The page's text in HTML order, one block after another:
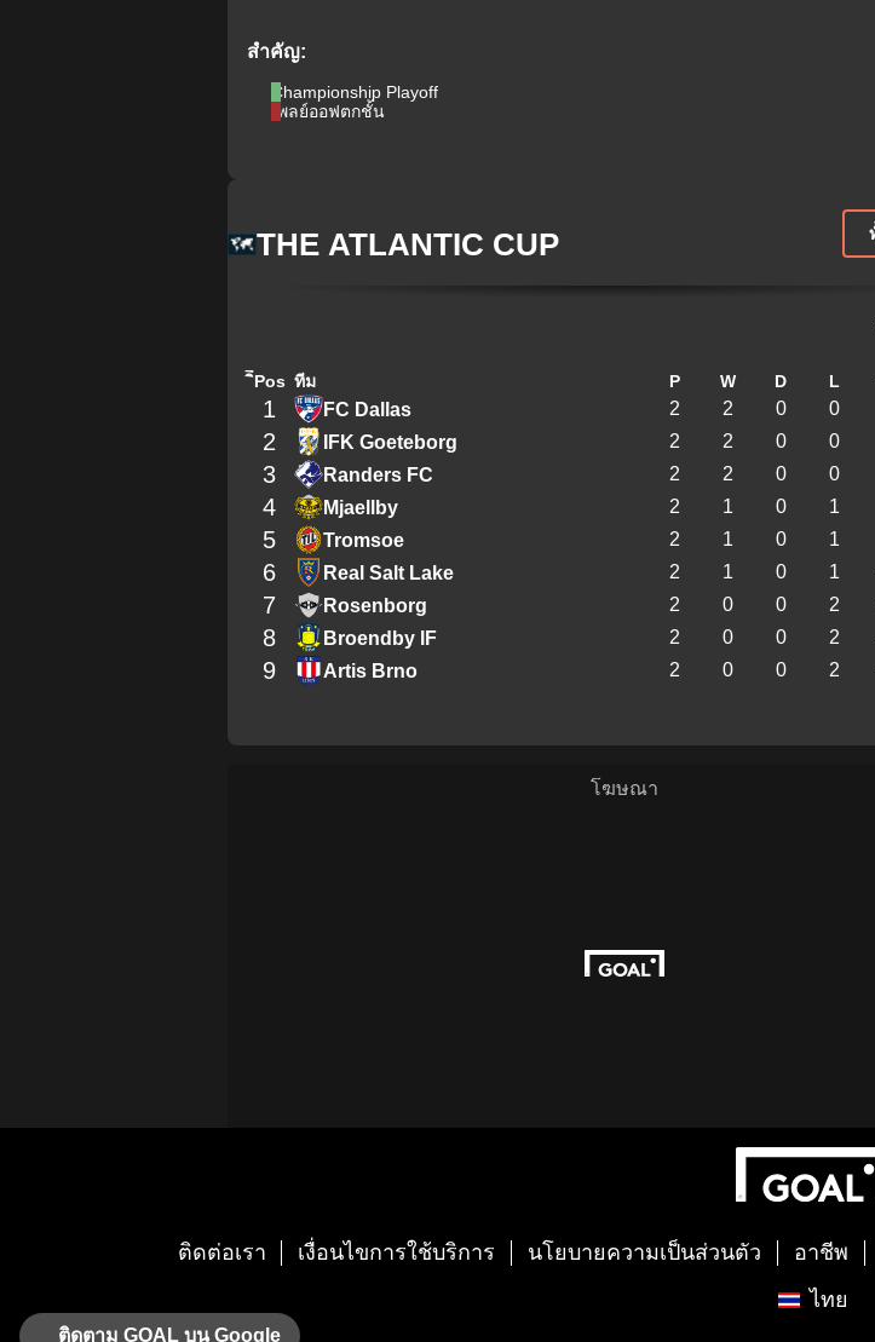
สำคัญ:
Championship Playoff
เพลย์ออฟตกชั้น
THE ATLANTIC CUP
ิีPos ทีม P W D L
1 FC Dallas 2 2 0 0
2 IFK Goeteborg 2 2 0 0
3 Randers FC 2 2 0 0
4 Mjaellby 2 1 0 1
5 Tromsoe 2 1 0 1
6 Real Salt Lake 2 1 0 1
7 Rosenborg 2 0 0 2
8 Broendby IF 2 0 0 2
9 Artis Brno 2 0 0 2
ติดต่อเรา เงื่อนไขการใช้บริการ นโยบายความเป็นส่วนตัว อาชีพ
ไทย
ติดตาม GOAL บน Google